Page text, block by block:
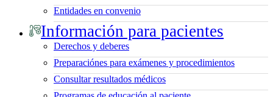
Entidades en convenio
Información para pacientes
Derechos y deberes
Preparaciónes para exámenes y procedimientos
Consultar resultados médicos